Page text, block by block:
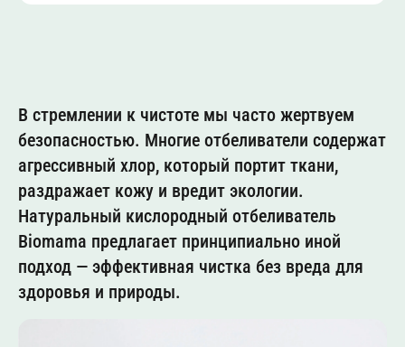
В стремлении к чистоте мы часто жертвуем
безопасностью. Многие отбеливатели содержат
агрессивный хлор, который портит ткани,
раздражает кожу и вредит экологии.
Натуральный кислородный отбеливатель
Biomama предлагает принципиально иной
подход — эффективная чистка без вреда для
здоровья и природы.